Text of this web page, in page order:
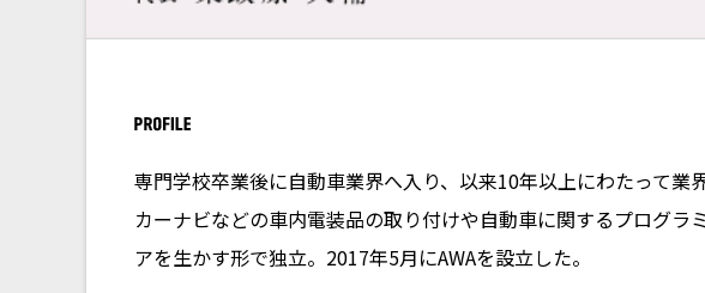
専門学校卒業後に自動車業界へ入り、以来10年以上にわたって業
カーナビなどの車内電装品の取り付けや自動車に関するプログラ
アを生かす形で独立。2017年5月にAWAを設立した。